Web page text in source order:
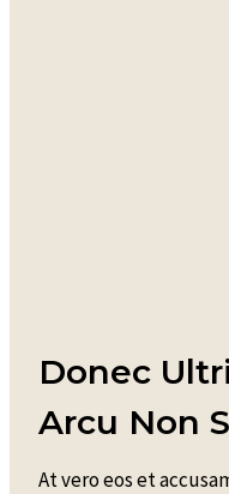
Donec
Arcu Non
At vero eos et